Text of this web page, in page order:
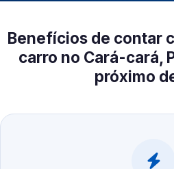
Benefícios de contar
carro no Cará-cará,
próximo